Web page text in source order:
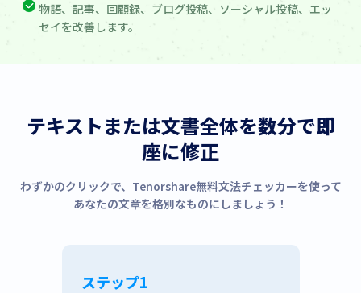
物語、記事、回顧録、ブログ投稿、ソーシャル投稿、エッ
セイを改善します。
テキストまたは文書全体を数分で即
座に修正
わずかのクリックで、Tenorshare無料文法チェッカーを使って
あなたの文章を格別なものにしましょう！
ステップ1